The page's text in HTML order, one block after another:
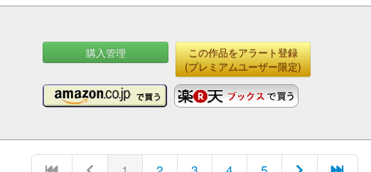
購入管理
この作品をアラート登録
(プレミアムユーザー限定)